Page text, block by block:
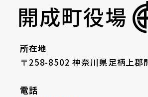
開成町役場
所在地
〒258-8502 神奈川県足柄上郡
電話